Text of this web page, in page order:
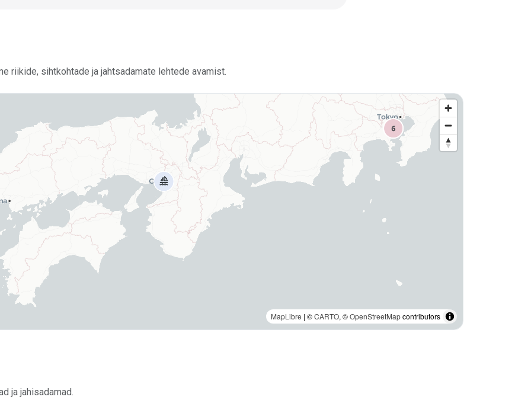
ja pidage troopiliste tsüklonite nõuandeid põhiliseks planeerimisallikaks.
ning arvestage tõusuakende, udu ja potentsiaalselt pikkade remondi- või
teada udu, tugevad tõusud või hooajalised kalandustegevused, hankige
nõu.
riikide, sihtkohtade ja jahtsadamate lehtede avamist.
MapLibre | ©CARTO, ©OpenStreetMapcontributors
ja jahisadamad.